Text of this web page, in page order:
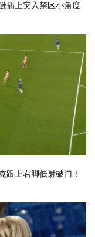
插上突入禁区小角度
跟上右脚低射破门！